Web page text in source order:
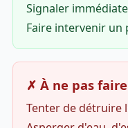
Signaler
Faire intervenir un
✗ À ne pas faire
Tenter de détruire